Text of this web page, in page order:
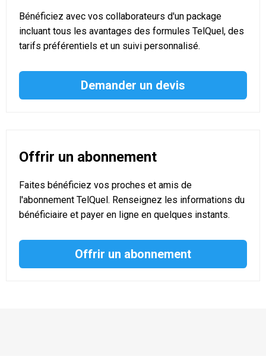
Bénéficiez avec vos collaborateurs d'un package
incluant tous les avantages des formules TelQuel, des
tarifs préférentiels et un suivi personnalisé.
Demander un devis
Offrir un abonnement
Faites bénéficiez vos proches et amis de
l'abonnement TelQuel. Renseignez les informations du
bénéficiaire et payer en ligne en quelques instants.
Offrir un abonnement